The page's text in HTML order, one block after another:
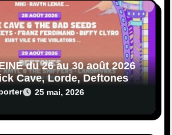
du 26 au 30 août 2026
Cave, Lorde, Deftones,
25 mai, 2026